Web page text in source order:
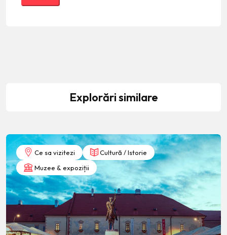
Explorări similare
Ce sa vizitezi
Cultură / Istorie
Muzee & expoziții